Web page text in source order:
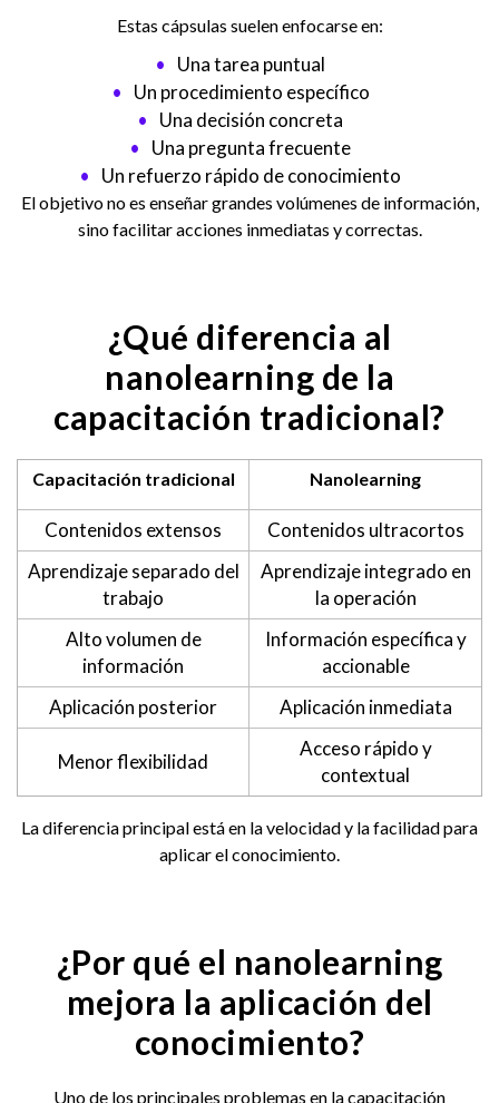
Estas cápsulas suelen enfocarse en:
Una tarea puntual
Un procedimiento específico
Una decisión concreta
Una pregunta frecuente
Un refuerzo rápido de conocimiento
El objetivo no es enseñar grandes volúmenes de información,
sino facilitar acciones inmediatas y correctas.
¿Qué diferencia al
nanolearning de la
capacitación tradicional?
Capacitación tradicional Nanolearning
Contenidos extensos
Contenidos ultracortos
Aprendizaje separado del
trabajo
Aprendizaje integrado en
la operación
Alto volumen de
información
Información específica y
accionable
Aplicación posterior
Aplicación inmediata
Menor flexibilidad
Acceso rápido y
contextual
La diferencia principal está en la velocidad y la facilidad para
aplicar el conocimiento.
¿Por qué el nanolearning
mejora la aplicación del
conocimiento?
Uno de los principales problemas en la capacitación